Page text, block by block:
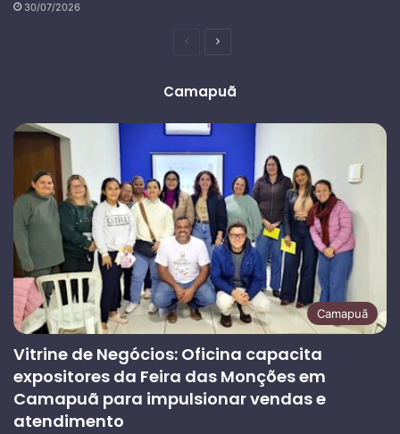
30/07/2026
PáginaPróxima
Camapuã
Camapuã
Vitrine de Negócios: Oficina capacita
expositores da Feira das Monções em
Camapuã para impulsionar vendas e
atendimento